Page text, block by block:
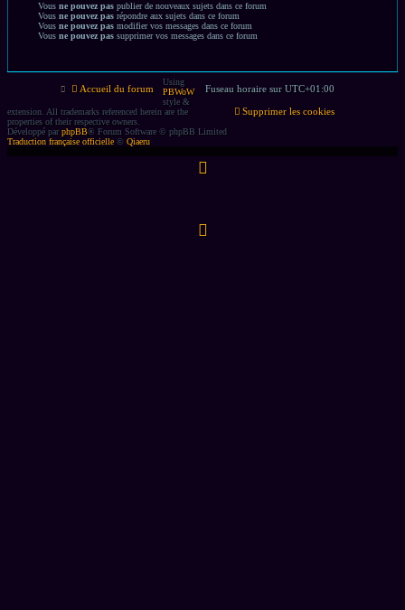
Vous ne pouvez pas publier de nouveaux sujets dans ce forum
Vous ne pouvez pas répondre aux sujets dans ce forum
Vous ne pouvez pas modifier vos messages dans ce forum
Vous ne pouvez pas supprimer vos messages dans ce forum
Accueil du forum Fuseau horaire sur UTC+01:00
Supprimer les cookies
Using
PBWoW
style &
extension. All trademarks referenced herein are the
properties of their respective owners.
Développé parphpBB® Forum Software © phpBB Limited
Traduction française officielle © Qiaeru